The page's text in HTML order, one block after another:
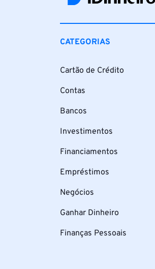
CATEGORIAS
Cartão de Crédito
Contas
Bancos
Investimentos
Financiamentos
Empréstimos
Negócios
Ganhar Dinheiro
Finanças Pessoais